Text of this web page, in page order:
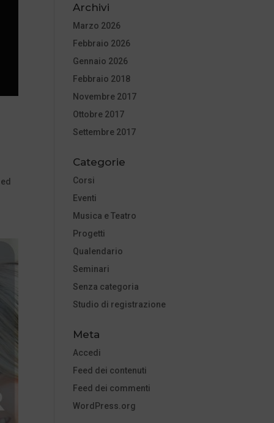
Archivi
Marzo 2026
Febbraio 2026
Gennaio 2026
Febbraio 2018
Novembre 2017
Ottobre 2017
Settembre 2017
Categorie
Corsi
Eventi
Musica e Teatro
Progetti
Qualendario
Seminari
Senza categoria
Studio di registrazione
Meta
Accedi
Feed dei contenuti
Feed dei commenti
WordPress.org